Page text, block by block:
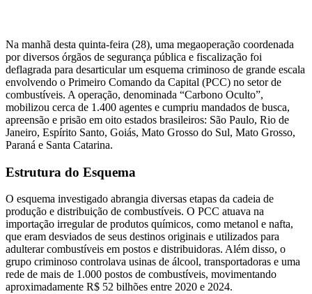
Na manhã desta quinta-feira (28), uma megaoperação coordenada
por diversos órgãos de segurança pública e fiscalização foi
deflagrada para desarticular um esquema criminoso de grande escala
envolvendo o Primeiro Comando da Capital (PCC) no setor de
combustíveis. A operação, denominada “Carbono Oculto”,
mobilizou cerca de 1.400 agentes e cumpriu mandados de busca,
apreensão e prisão em oito estados brasileiros: São Paulo, Rio de
Janeiro, Espírito Santo, Goiás, Mato Grosso do Sul, Mato Grosso,
Paraná e Santa Catarina.
Estrutura do Esquema
O esquema investigado abrangia diversas etapas da cadeia de
produção e distribuição de combustíveis. O PCC atuava na
importação irregular de produtos químicos, como metanol e nafta,
que eram desviados de seus destinos originais e utilizados para
adulterar combustíveis em postos e distribuidoras. Além disso, o
grupo criminoso controlava usinas de álcool, transportadoras e uma
rede de mais de 1.000 postos de combustíveis, movimentando
aproximadamente R$ 52 bilhões entre 2020 e 2024.